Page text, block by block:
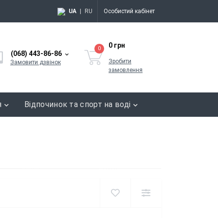
UA RU Особистий кабінет
(068) 443-86-86
Замовити дзвінок
0 0 грн
Зробити
замовлення
Відпочинок та спорт на воді